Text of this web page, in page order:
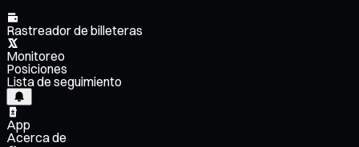
Rastreador de billeteras
Monitoreo
Posiciones
Lista de seguimiento
App
Acerca de